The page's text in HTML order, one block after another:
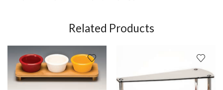
Related Products